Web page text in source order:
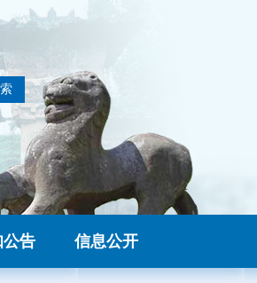
公告 信息公开